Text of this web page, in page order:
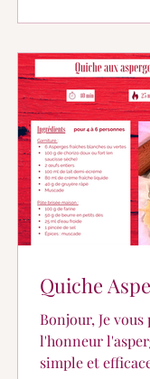
Quiche
Bonjour, Je vous propose de mettre à
l'honneur
simple et